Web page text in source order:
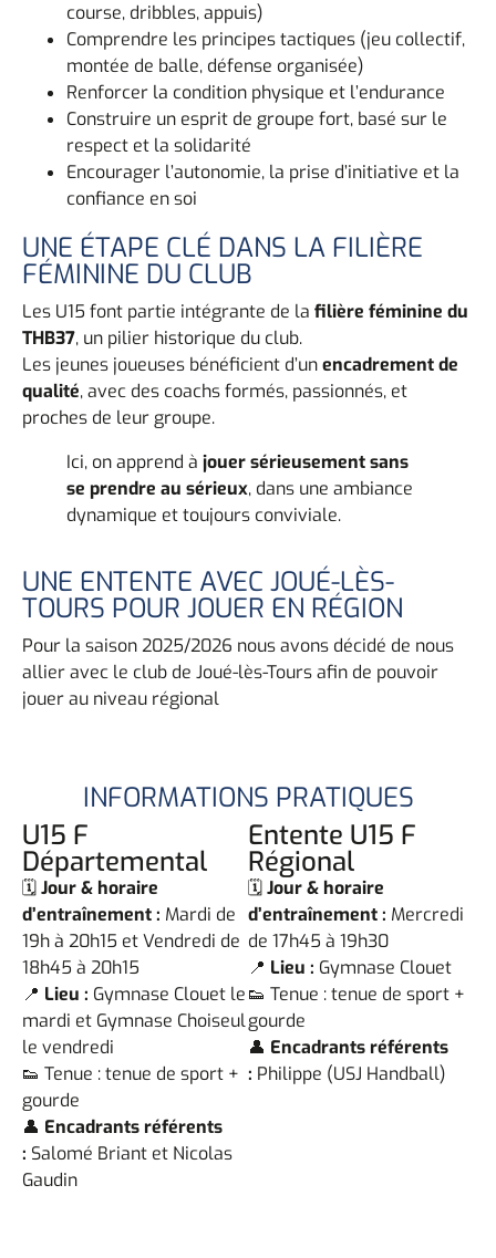
course, dribbles, appuis)
Comprendre les principes tactiques (jeu collectif,
montée de balle, défense organisée)
Renforcer la condition physique et l’endurance
Construire un esprit de groupe fort, basé sur le
respect et la solidarité
Encourager l’autonomie, la prise d’initiative et la
confiance en soi
UNE ÉTAPE CLÉ DANS LA FILIÈRE
FÉMININE DU CLUB
Les U15 font partie intégrante de la filière féminine du
THB37, un pilier historique du club.
Les jeunes joueuses bénéficient d’unencadrement de
qualité, avec des coachs formés, passionnés, et
proches de leur groupe.
Ici, on apprend à jouer sérieusement sans
se prendre au sérieux, dans une ambiance
dynamique et toujours conviviale.
UNE ENTENTE AVEC JOUÉ-LÈS-
TOURS POUR JOUER EN RÉGION
Pour la saison 2025/2026 nous avons décidé de nous
allier avec le club de Joué-lès-Tours afin de pouvoir
jouer au niveau régional
INFORMATIONS PRATIQUES
U15 F
Départemental
🗓️Jour & horaire
d’entraînement : Mardi de
19h à 20h15 et Vendredi de
18h45 à 20h15
📍 Lieu : Gymnase Clouet le
mardi et Gymnase Choiseul
le vendredi
👟 Tenue : tenue de sport +
gourde
👤 Encadrants référents
: Salomé Briant et Nicolas
Gaudin
Entente U15 F
Régional
🗓️Jour & horaire
d’entraînement : Mercredi
de 17h45 à 19h30
📍 Lieu : Gymnase Clouet
👟 Tenue : tenue de sport +
gourde
👤 Encadrants référents
: Philippe (USJ Handball)